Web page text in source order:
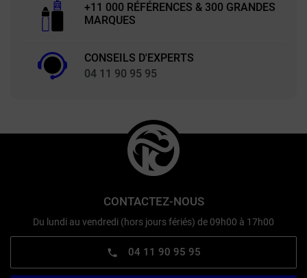
+11 000 RÉFÉRENCES & 300 GRANDES
MARQUES
CONSEILS D'EXPERTS
04 11 90 95 95
CONTACTEZ-NOUS
Du lundi au vendredi (hors jours fériés) de 09h00 à 17h00
04 11 90 95 95